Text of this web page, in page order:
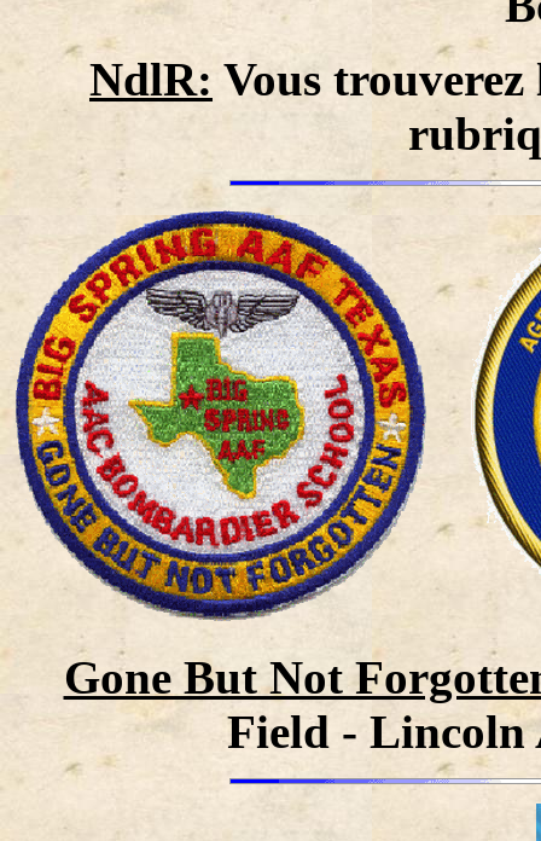
NdlR: Vous trouverez
Gone But Not
Field - Lincoln